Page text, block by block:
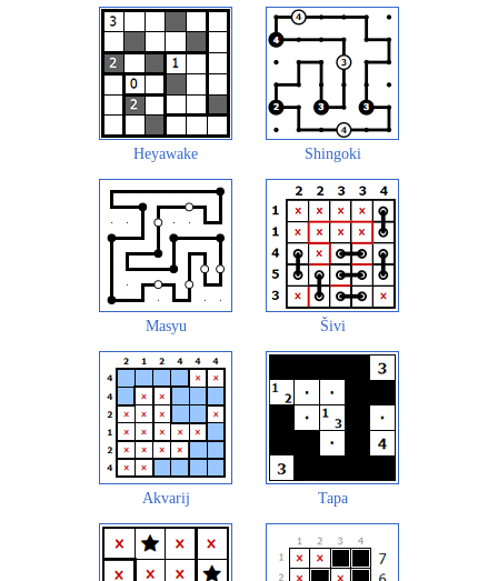
Heyawake Shingoki
Masyu Šivi
Akvarij Tapa